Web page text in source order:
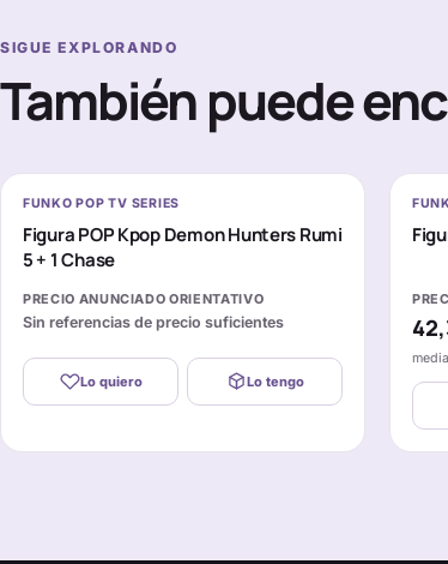
SIGUE EXPLORANDO
También puede
FUNKO POP TV SERIES
Figura POP Kpop Demon Hunters Rumi
5 + 1 Chase
PRECIO ANUNCIADO ORIENTATIVO
Sin referencias de precio suficientes
Lo quiero Lo tengo